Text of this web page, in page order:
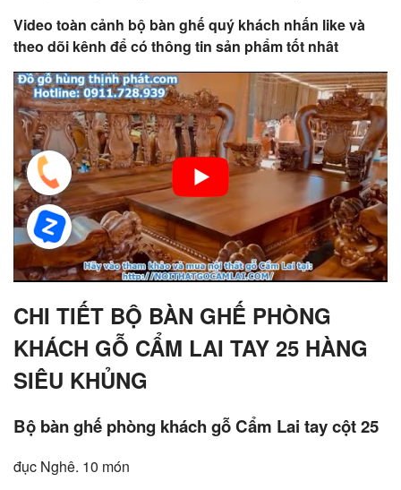
Video toàn cảnh bộ bàn ghế quý khách nhấn like và
theo dõi kênh để có thông tin sản phẩm tốt nhât
CHI TIẾT BỘ BÀN GHẾ PHÒNG
KHÁCH GỖ CẨM LAI TAY 25 HÀNG
SIÊU KHỦNG
Bộ bàn ghế phòng khách gỗ Cẩm Lai tay cột 25
đục Nghê. 10 món